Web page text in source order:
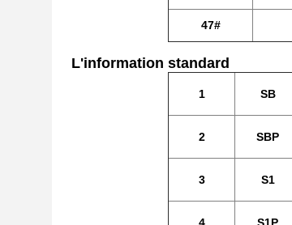
47#
L'information standard
1 SB
2 SBP
3 S1